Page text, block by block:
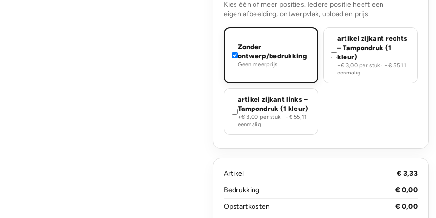
Kies één of meer posities. Iedere positie heeft een
eigen afbeelding, ontwerpvlak, upload en prijs.
Zonder
ontwerp/bedrukking
Geen meerprijs
artikel zijkant rechts
– Tampondruk (1
kleur)
+€ 3,00 per stuk · +€ 55,11
eenmalig
artikel zijkant links –
Tampondruk (1 kleur)
+€ 3,00 per stuk · +€ 55,11
eenmalig
Artikel
€ 3,33
Bedrukking
€ 0,00
Opstartkosten
€ 0,00